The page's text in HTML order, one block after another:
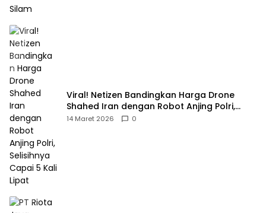
Viral! Netizen Bandingkan Harga Drone
Shahed Iran dengan Robot Anjing Polri,
Selisihnya Capai 5 Kali Lipat
14 Maret 2026 0